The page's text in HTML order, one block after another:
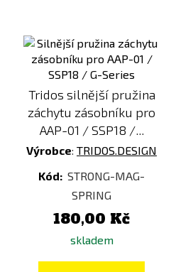
Tridos silnější pružina
záchytu zásobníku pro
AAP-01 / SSP18 /...
Výrobce: TRIDOS.DESIGN
Kód: STRONG-MAG-
SPRING
180,00 Kč
skladem